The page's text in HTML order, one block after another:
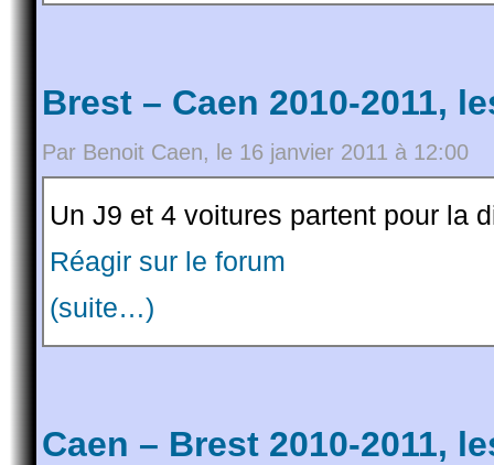
Brest – Caen 2010-2011,
Par Benoit Caen, le 16 janvier 2011 à 12:00
Un J9 et 4 voitures partent pour la
Réagir sur le forum
(suite…)
Caen – Brest 2010-2011,